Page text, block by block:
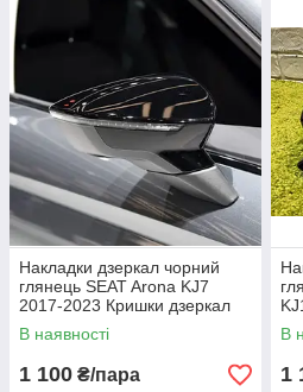
Накладки дзеркал чорний
глянець SEAT Arona KJ7
2017-2023 Кришки дзеркал
Сеат Арона
В наявності
1 100 ₴/пара
В
1